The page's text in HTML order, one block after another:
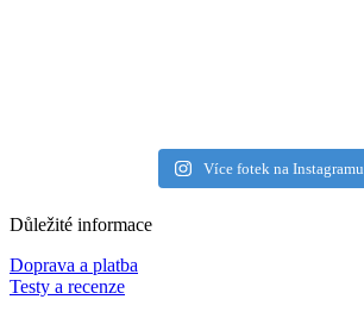
Více fotek na Instagramu
Důležité informace
Doprava a platba
Testy a recenze